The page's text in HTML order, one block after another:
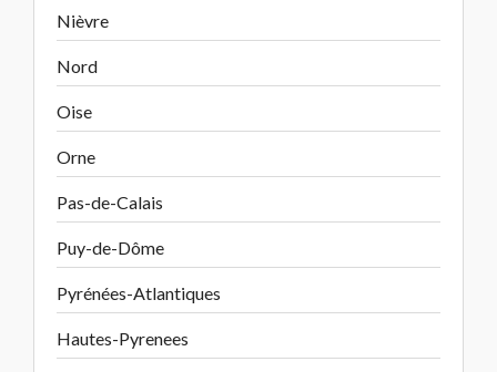
Nièvre
Nord
Oise
Orne
Pas-de-Calais
Puy-de-Dôme
Pyrénées-Atlantiques
Hautes-Pyrenees